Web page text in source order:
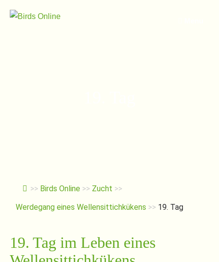
zum
>> Birds Online >> Zucht >>
Werdegang eines Wellensittichkükens >> 19. Tag
19. Tag im Leben eines